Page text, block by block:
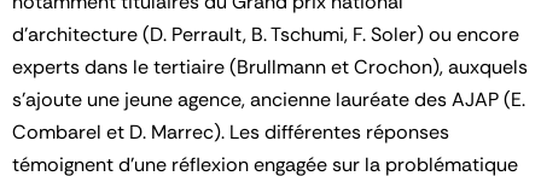
d’architecture (D. Perrault, B. Tschumi, F. Soler) ou encore
experts dans le tertiaire (Brullmann et Crochon), auxquels
s’ajoute une jeune agence, ancienne lauréate des AJAP (E.
Combarel et D. Marrec). Les différentes réponses
témoignent d’une réflexion engagée sur la problématique